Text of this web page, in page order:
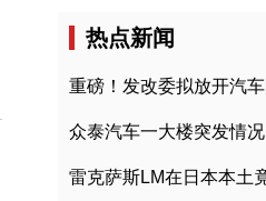
热点新闻
众泰汽车一大楼突发情况